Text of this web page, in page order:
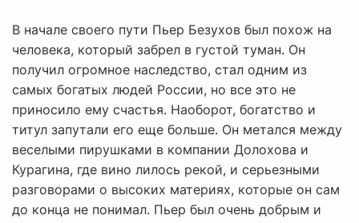
В начале своего пути Пьер Безухов был похож на
человека, который забрел в густой туман. Он
получил огромное наследство, стал одним из
самых богатых людей России, но все это не
приносило ему счастья. Наоборот, богатство и
титул запутали его еще больше. Он метался между
веселыми пирушками в компании Долохова и
Курагина, где вино лилось рекой, и серьезными
разговорами о высоких материях, которые он сам
до конца не понимал. Пьер был очень добрым и